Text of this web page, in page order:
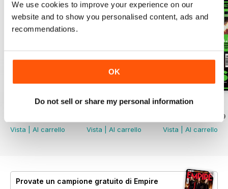
We use cookies to improve your experience on our
website and to show you personalised content, ads and
recommendations.
OK
Do not sell or share my personal information
Featured:
- A retrospective on Sam Neill's
impactful career in film
"The Rings of Power" with a
focus on Sauron's character
- An examination of "Resident
Evil" as a contender for the year’s
- A profile on Aardman, marking
- Olivia Wilde's candid discussion
experiences
Aug-26
Vista
Al carrello
Jul-26
Vista
Al carrello
Summer 26
€6,99
Vista
Al carrello
Provate un campione gratuito di Empire